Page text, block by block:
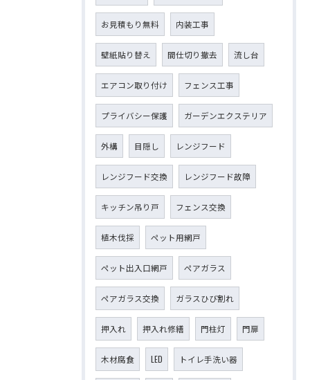
お見積もり無料 内装工事
壁紙貼り替え 間仕切り撤去 流し台
エアコン取り付け フェンス工事
プライバシー保護 ガーデンエクステリア
外構 目隠し レンジフード
レンジフード交換 レンジフード故障
キッチン吊り戸 フェンス交換
植木伐採 ペット用網戸
ペット出入口網戸 ペアガラス
ペアガラス交換 ガラスひび割れ
押入れ 押入れ修繕 門柱灯 門扉
木材腐食 LED トイレ手洗い器